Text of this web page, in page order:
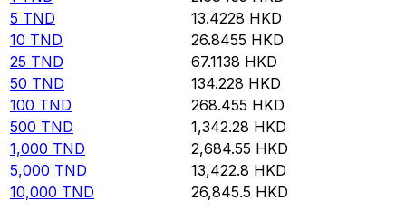
5 TND 13.4228 HKD
10 TND 26.8455 HKD
25 TND 67.1138 HKD
50 TND 134.228 HKD
100 TND 268.455 HKD
500 TND 1,342.28 HKD
1,000 TND 2,684.55 HKD
5,000 TND 13,422.8 HKD
10,000 TND 26,845.5 HKD